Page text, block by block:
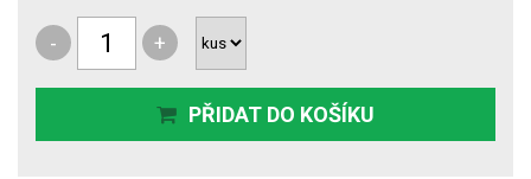
- +
PŘIDAT DO KOŠÍKU